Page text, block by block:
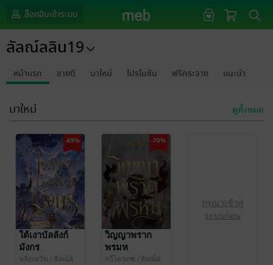
ล็อกอินเข้าระบบ
ลัลณ์ลลิน19
หน้าแรก ขายดี มาใหม่ โปรโมชัน ฟรีกระจาย แนะนำ
มาใหม่ ดูทั้งหมด
-69%
ใต้เงาบัลลังก์
มังกร
หลิ่งเหวิน / ลัลณ์ล
-70%
วิญญาพราก
พรมห
กวีไตรภพ / ลัลณ์ล
กรุณาเข้าสู่
ระบบก่อน